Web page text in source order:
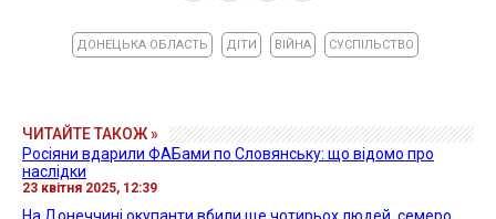
ДОНЕЦЬКА ОБЛАСТЬ ДІТИ ВІЙНА СУСПІЛЬСТВО
ЧИТАЙТЕ ТАКОЖ »
Росіяни вдарили ФАБами по Словянську: що відомо про
наслідки
23 квітня 2025, 12:39